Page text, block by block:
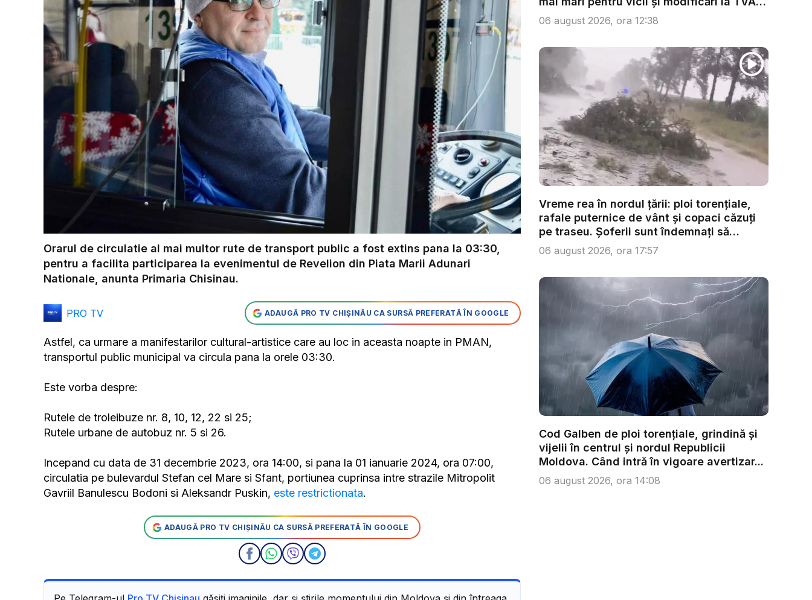
Orarul de circulatie al mai multor rute de transport public a fost extins pana la 03:30,
pentru a facilita participarea la evenimentul de Revelion din Piata Marii Adunari
Nationale, anunta Primaria Chisinau.
PRO TV ADAUGĂ PRO TV CHIȘINĂU CA SURSĂ PREFERATĂ ÎN GOOGLE
Astfel, ca urmare a manifestarilor cultural-artistice care au loc in aceasta noapte in PMAN,
transportul public municipal va circula pana la orele 03:30.
Este vorba despre:
Rutele de troleibuze nr. 8, 10, 12, 22 si 25;
Rutele urbane de autobuz nr. 5 si 26.
Incepand cu data de 31 decembrie 2023, ora 14:00, si pana la 01 ianuarie 2024, ora 07:00,
circulatia pe bulevardul Stefan cel Mare si Sfant, portiunea cuprinsa intre strazile Mitropolit
Gavriil Banulescu Bodoni si Aleksandr Puskin, este restrictionata.
ADAUGĂ PRO TV CHIȘINĂU CA SURSĂ PREFERATĂ ÎN GOOGLE
...
06 august 2026, ora 12:38
Vreme rea în nordul țării: ploi torențiale,
rafale puternice de vânt și copaci căzuți
pe traseu. Șoferii sunt îndemnați să
condu...
06 august 2026, ora 17:57
Cod Galben de ploi torențiale, grindină și
vijelii în centrul și nordul Republicii
Moldova. Când intră în vigoare avertizar...
06 august 2026, ora 14:08